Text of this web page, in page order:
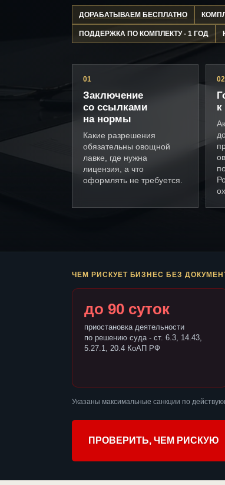
ДОРАБАТЫВАЕМ БЕСПЛАТНО
ПОДДЕРЖКА ПО КОМПЛЕКТУ - 1 ГОД
01
Заключение
со ссылками
на нормы
Какие разрешения
обязательны овощной
лавке, где нужна
лицензия, а что
оформлять не требуется.
02
к
ЧЕМ РИСКУЕТ БИЗНЕС БЕЗ
до 90 суток
приостановка деятельности
по решению суда - ст. 6.3, 14.43,
5.27.1, 20.4 КоАП РФ
Указаны максимальные санкции по
ПРОВЕРИТЬ, ЧЕМ РИСКУЮ